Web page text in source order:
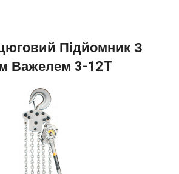
Підйомник З
Важелем 3-12T